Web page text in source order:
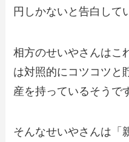
円しかないと告白して
相方のせいやさんはこ
は対照的にコツコツと
産を持っているそうで
そんなせいやさんは「